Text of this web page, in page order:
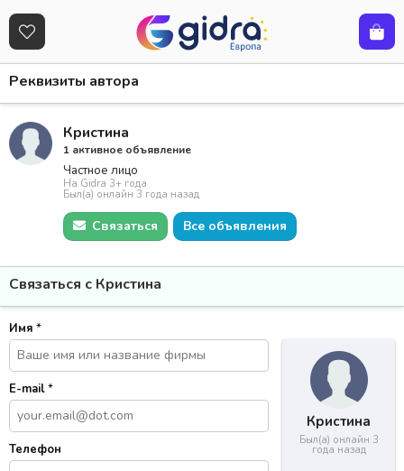
Реквизиты автора
Кристина
1 активное объявление
Частное лицо
На Gidra 3+ года
Был(а) онлайн 3 года назад
Связаться Все объявления
Связаться с Кристина
Кристина
Был(а) онлайн 3
года назад
Имя *
E-mail*
Телефон